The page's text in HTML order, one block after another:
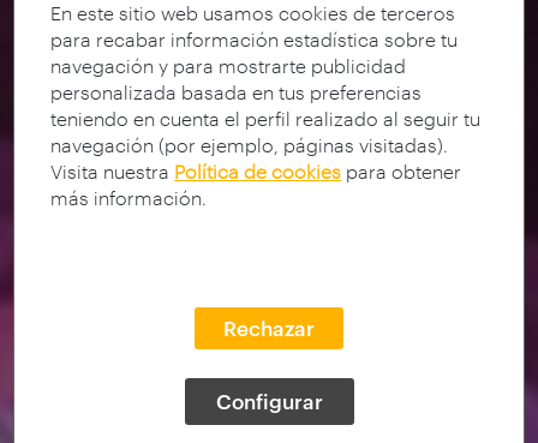
En este sitio web usamos cookies de terceros
para recabar información estadística sobre tu
navegación y para mostrarte publicidad
personalizada basada en tus preferencias
teniendo en cuenta el perfil realizado al seguir tu
navegación (por ejemplo, páginas visitadas).
Visita nuestra Política de cookies para obtener
más información.
Rechazar
Configurar